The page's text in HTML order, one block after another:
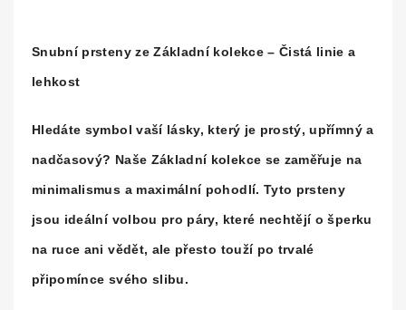
Snubní prsteny ze Základní kolekce – Čistá linie a
lehkost
Hledáte symbol vaší lásky, který je prostý, upřímný a
nadčasový? Naše Základní kolekce se zaměřuje na
minimalismus a maximální pohodlí. Tyto prsteny
jsou ideální volbou pro páry, které nechtějí o šperku
na ruce ani vědět, ale přesto touží po trvalé
připomínce svého slibu.